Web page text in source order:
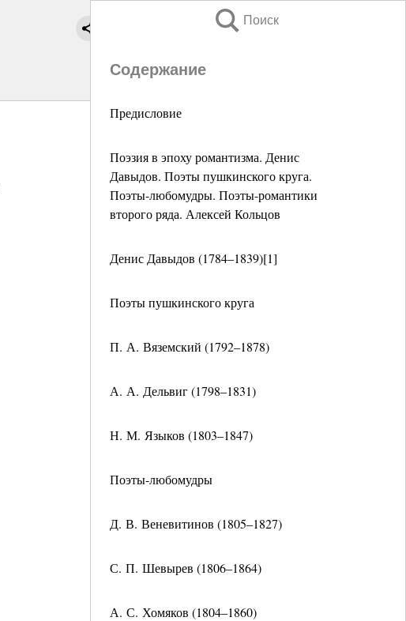
Поиск
Содержание
Предисловие
Поэзия в эпоху романтизма. Денис
Давыдов. Поэты пушкинского круга.
Поэты-любомудры. Поэты-романтики
второго ряда. Алексей Кольцов
Денис Давыдов (1784–1839)[1]
Поэты пушкинского круга
П. А. Вяземский (1792–1878)
А. А. Дельвиг (1798–1831)
Н. М. Языков (1803–1847)
Поэты-любомудры
Д. В. Веневитинов (1805–1827)
С. П. Шевырев (1806–1864)
А. С. Хомяков (1804–1860)